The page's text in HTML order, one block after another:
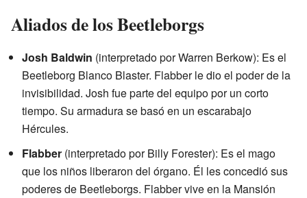
Aliados de los Beetleborgs
Josh Baldwin (interpretado por Warren Berkow): Es el
Beetleborg Blanco Blaster. Flabber le dio el poder de la
invisibilidad. Josh fue parte del equipo por un corto
tiempo. Su armadura se basó en un escarabajo
Hércules.
Flabber (interpretado por Billy Forester): Es el mago
que los niños liberaron del órgano. Él les concedió sus
poderes de Beetleborgs. Flabber vive en la Mansión